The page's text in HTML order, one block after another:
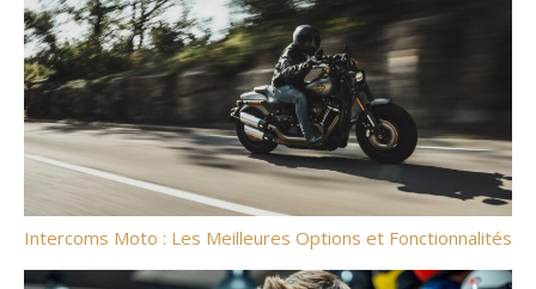
Intercoms Moto : Les Meilleures Options et Fonctionnalités